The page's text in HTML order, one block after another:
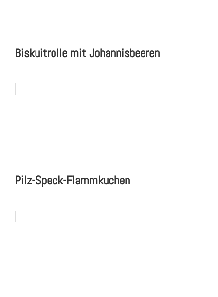
Biskuitrolle mit Johannisbeeren
Pilz-Speck-Flammkuchen